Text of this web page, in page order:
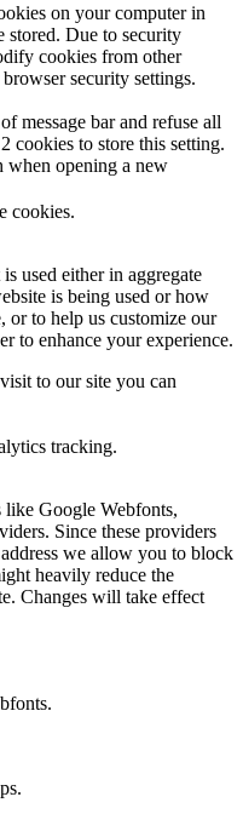
on your computer in
stored. Due to security
cookies from other
security settings.
message bar and refuse all
cookies to store this setting.
when opening a new
cookies.
used either in aggregate
is being used or how
or to help us customize our
to enhance your experience.
to our site you can
tracking.
like Google Webfonts,
Since these providers
we allow you to block
heavily reduce the
Changes will take effect